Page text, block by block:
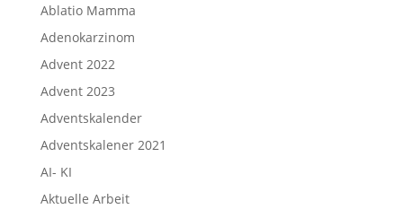
Ablatio Mamma
Adenokarzinom
Advent 2022
Advent 2023
Adventskalender
Adventskalener 2021
AI- KI
Aktuelle Arbeit